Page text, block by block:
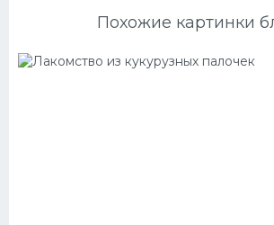
Похожие картинки